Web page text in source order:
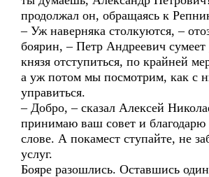
продолжал он, обращаясь к
– Уж наверняка столкуются, –
боярин, – Петр Андреевич сумеет
князя отступиться, по крайней
а уж потом мы посмотрим, как с
управиться.
– Добро, – сказал Алексей
принимаю ваш совет и благодарю
слове. А покамест ступайте, не
услуг.
Бояре разошлись. Оставшись